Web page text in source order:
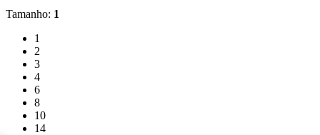
Tamanho: 1
Tamanho: 1
1
Tamanho: 2
2
Tamanho: 3
3
Tamanho: 4
4
Tamanho: 6
6
Tamanho: 8
8
Tamanho: 10
10
Tamanho: 14
14